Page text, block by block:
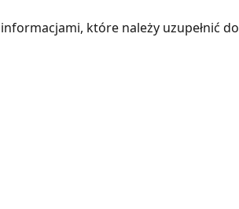
które należy uzupełnić do